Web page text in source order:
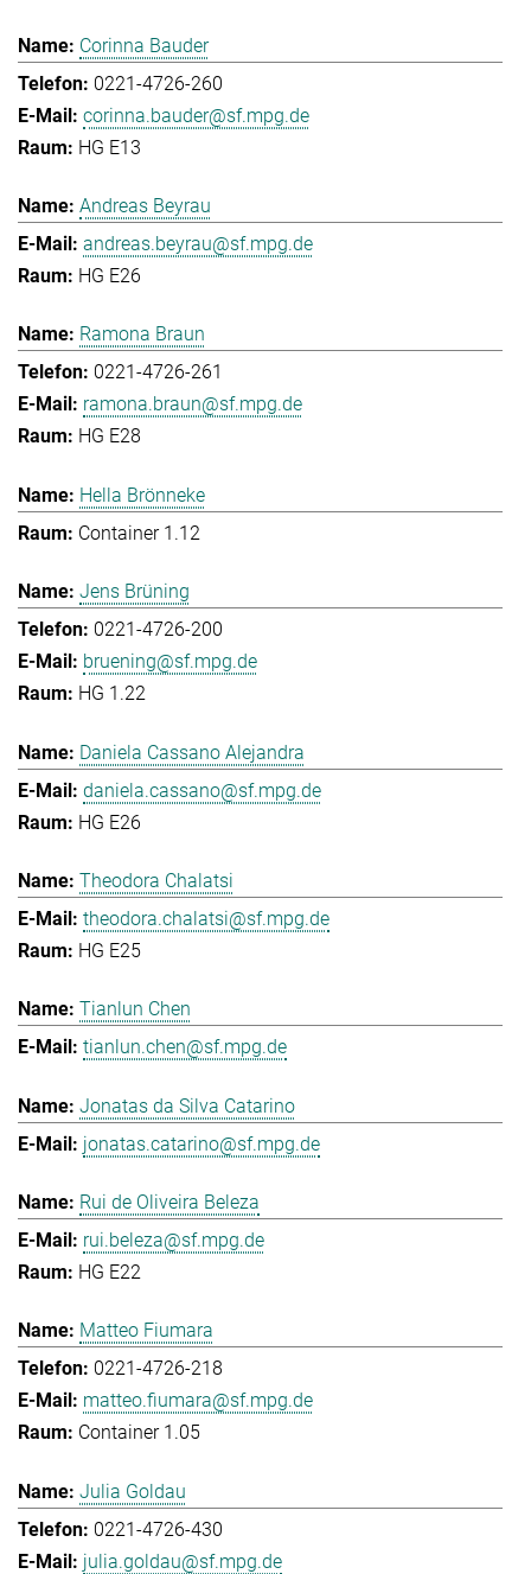
Corinna Bauder
0221-4726-260
corinna.bauder@sf.mpg.de
HG E13
Andreas Beyrau
andreas.beyrau@sf.mpg.de
HG E26
Ramona Braun
0221-4726-261
ramona.braun@sf.mpg.de
HG E28
Hella Brönneke
Container 1.12
Jens Brüning
0221-4726-200
bruening@sf.mpg.de
HG 1.22
Daniela Cassano Alejandra
daniela.cassano@sf.mpg.de
HG E26
Theodora Chalatsi
theodora.chalatsi@sf.mpg.de
HG E25
Tianlun Chen
tianlun.chen@sf.mpg.de
Jonatas da Silva Catarino
jonatas.catarino@sf.mpg.de
Rui de Oliveira Beleza
rui.beleza@sf.mpg.de
HG E22
Matteo Fiumara
0221-4726-218
matteo.fiumara@sf.mpg.de
Container 1.05
Julia Goldau
0221-4726-430
julia.goldau@sf.mpg.de